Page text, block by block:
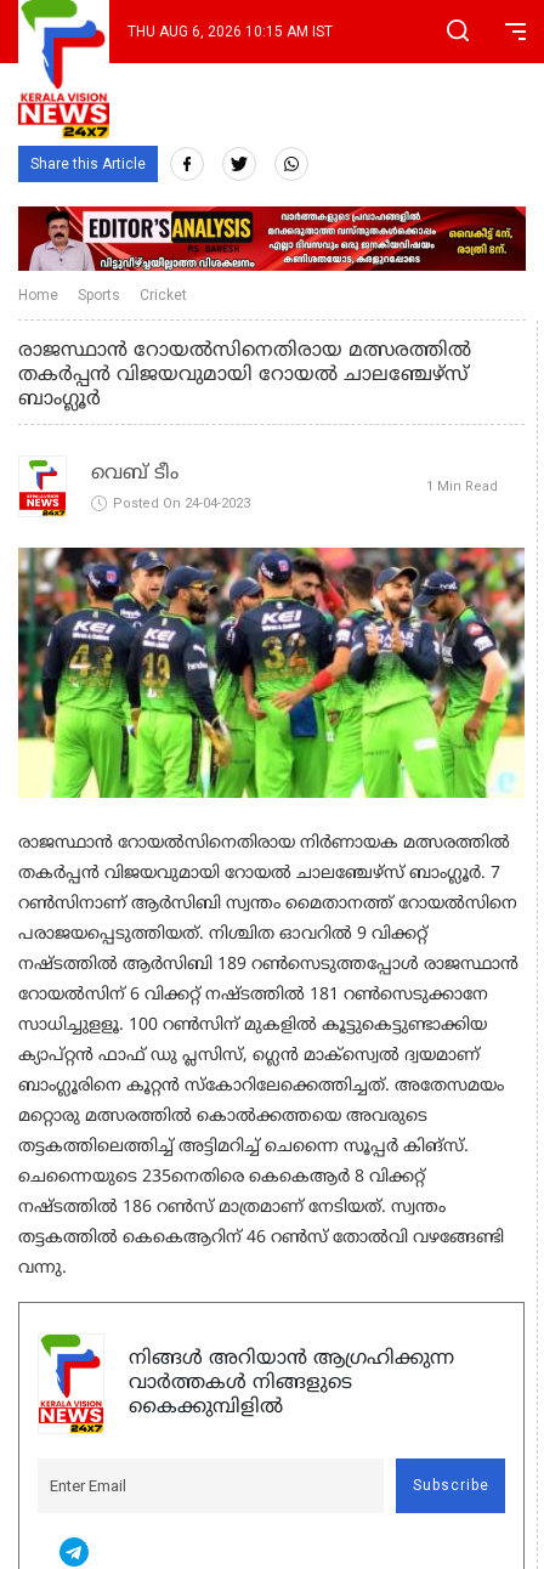
THU AUG 6, 2026 10:15 AM IST
Share this Article
Home Sports Cricket
രാജസ്ഥാന്‍ റോയല്‍സിനെതിരായ മത്സരത്തില്‍
തകര്‍പ്പന്‍ വിജയവുമായി റോയല്‍ ചാലഞ്ചേഴ്‌സ്
ബാംഗ്ലൂര്‍
വെബ് ടീം
Posted On 24-04-2023
1 Min Read
രാജസ്ഥാന്‍ റോയല്‍സിനെതിരായ നിര്‍ണായക മത്സരത്തില്‍
തകര്‍പ്പന്‍ വിജയവുമായി റോയല്‍ ചാലഞ്ചേഴ്‌സ് ബാംഗ്ലൂര്‍. 7
റണ്‍സിനാണ് ആര്‍സിബി സ്വന്തം മൈതാനത്ത് റോയല്‍സിനെ
പരാജയപ്പെടുത്തിയത്. നിശ്ചിത ഓവറില്‍ 9 വിക്കറ്റ്
നഷ്ടത്തില്‍ ആര്‍സിബി 189 റണ്‍സെടുത്തപ്പോള്‍ രാജസ്ഥാന്‍
റോയല്‍സിന് 6 വിക്കറ്റ് നഷ്ടത്തില്‍ 181 റണ്‍സെടുക്കാനേ
സാധിച്ചുളളൂ. 100 റണ്‍സിന് മുകളില്‍ കൂട്ടുകെട്ടുണ്ടാക്കിയ
ക്യാപ്റ്റന്‍ ഫാഫ് ഡു പ്ലസിസ്, ഗ്ലെന്‍ മാക്‌സ്വെല്‍ ദ്വയമാണ്
ബാംഗ്ലൂരിനെ കൂറ്റന്‍ സ്‌കോറിലേക്കെത്തിച്ചത്. അതേസമയം
മറ്റൊരു മത്സരത്തില്‍ കൊല്‍ക്കത്തയെ അവരുടെ
തട്ടകത്തിലെത്തിച്ച് അട്ടിമറിച്ച് ചെന്നൈ സൂപ്പര്‍ കിങ്സ്.
ചെന്നൈയുടെ 235നെതിരെ കെകെആര്‍ 8 വിക്കറ്റ്
നഷ്ടത്തില്‍ 186 റണ്‍സ് മാത്രമാണ് നേടിയത്. സ്വന്തം
തട്ടകത്തില്‍ കെകെആറിന് 46 റണ്‍സ് തോല്‍വി വഴങ്ങേണ്ടി
വന്നു.
നിങ്ങൾ അറിയാൻ ആഗ്രഹിക്കുന്ന
വാർത്തകൾ നിങ്ങളുടെ
കൈക്കുമ്പിളിൽ
Subscribe